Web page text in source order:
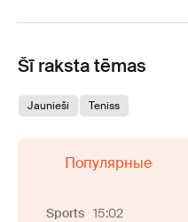
Šī raksta tēmas
Jaunieši Teniss
Популярные
Sports 15:02